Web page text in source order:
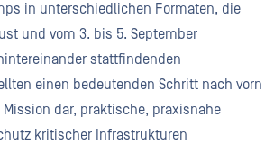
in unterschiedlichen Formaten, die
und vom 3. bis 5. September
stattfindenden
einen bedeutenden Schritt nach vorn
dar, praktische, praxisnahe
kritischer Infrastrukturen